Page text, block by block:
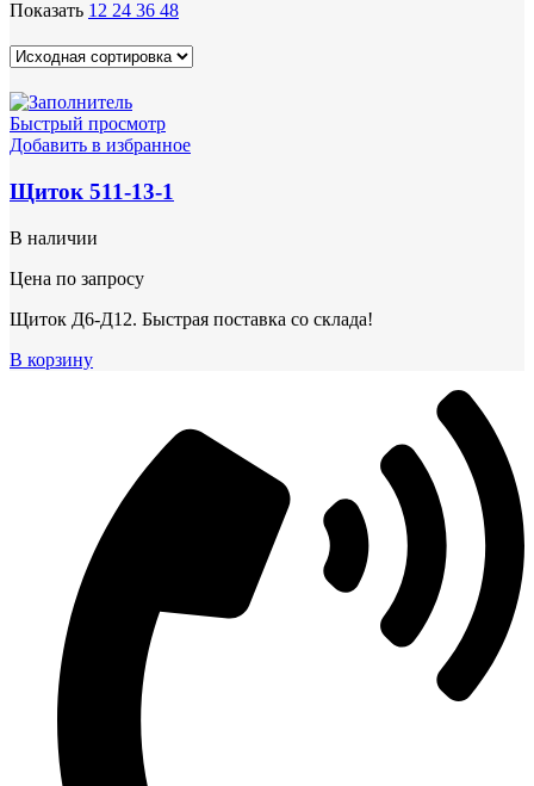
Показать 12 24 36 48
Быстрый просмотр
Добавить в избранное
Щиток 511-13-1
В наличии
Цена по запросу
Щиток Д6-Д12. Быстрая поставка со склада!
В корзину